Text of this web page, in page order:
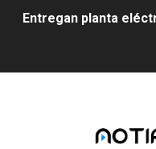
Entregan planta
Campo Elías avanza